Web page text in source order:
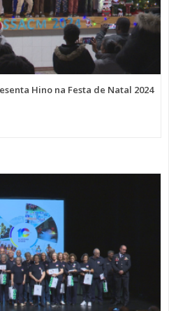
Hino na Festa de Natal 2024